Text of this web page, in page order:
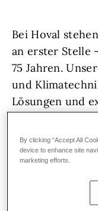
Bei Hoval
an erster Stelle
75 Jahren.
und
Lösungen und
lieben, was wir
suchen
ihre Aufgaben
setzen und
By clicking “Accept All
device to enhance site
marketing efforts.